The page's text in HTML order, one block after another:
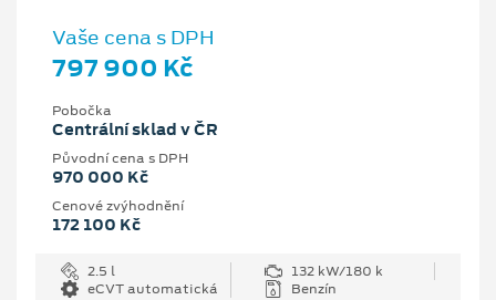
Vaše cena s DPH
797 900 Kč
Pobočka
Centrální sklad v ČR
Původní cena s DPH
970 000 Kč
Cenové zvýhodnění
172 100 Kč
2.5 l
132 kW/180 k
eCVT automatická
Benzín